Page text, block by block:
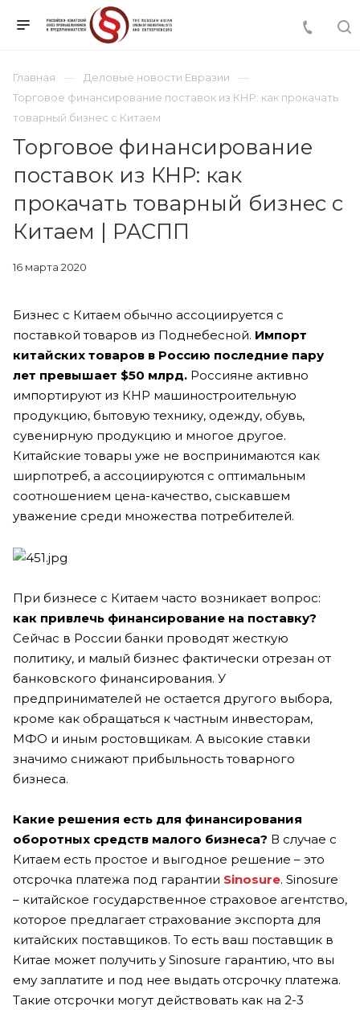
Главная
Деловые новости Евразии
Торговое финансирование поставок из КНР: как прокачать
товарный бизнес с Китаем
Торговое финансирование
поставок из КНР: как
прокачать товарный бизнес с
Китаем | РАСПП
16 марта 2020
Бизнес с Китаем обычно ассоциируется с
поставкой товаров из Поднебесной. Импорт
китайских товаров в Россию последние пару
лет превышает $50 млрд. Россияне активно
импортируют из КНР машиностроительную
продукцию, бытовую технику, одежду, обувь,
сувенирную продукцию и многое другое.
Китайские товары уже не воспринимаются как
ширпотреб, а ассоциируются с оптимальным
соотношением цена-качество, сыскавшем
уважение среди множества потребителей.
При бизнесе с Китаем часто возникает вопрос:
как привлечь финансирование на поставку?
Сейчас в России банки проводят жесткую
политику, и малый бизнес фактически отрезан от
банковского финансирования. У
предпринимателей не остается другого выбора,
кроме как обращаться к частным инвесторам,
МФО и иным ростовщикам. А высокие ставки
значимо снижают прибыльность товарного
бизнеса.
Какие решения есть для финансирования
оборотных средств малого бизнеса? В случае с
Китаем есть простое и выгодное решение – это
отсрочка платежа под гарантии Sinosure. Sinosure
– китайское государственное страховое агентство,
которое предлагает страхование экспорта для
китайских поставщиков. То есть ваш поставщик в
Китае может получить у Sinosure гарантию, что вы
ему заплатите и под нее выдать отсрочку платежа.
Такие отсрочки могут действовать как на 2-3